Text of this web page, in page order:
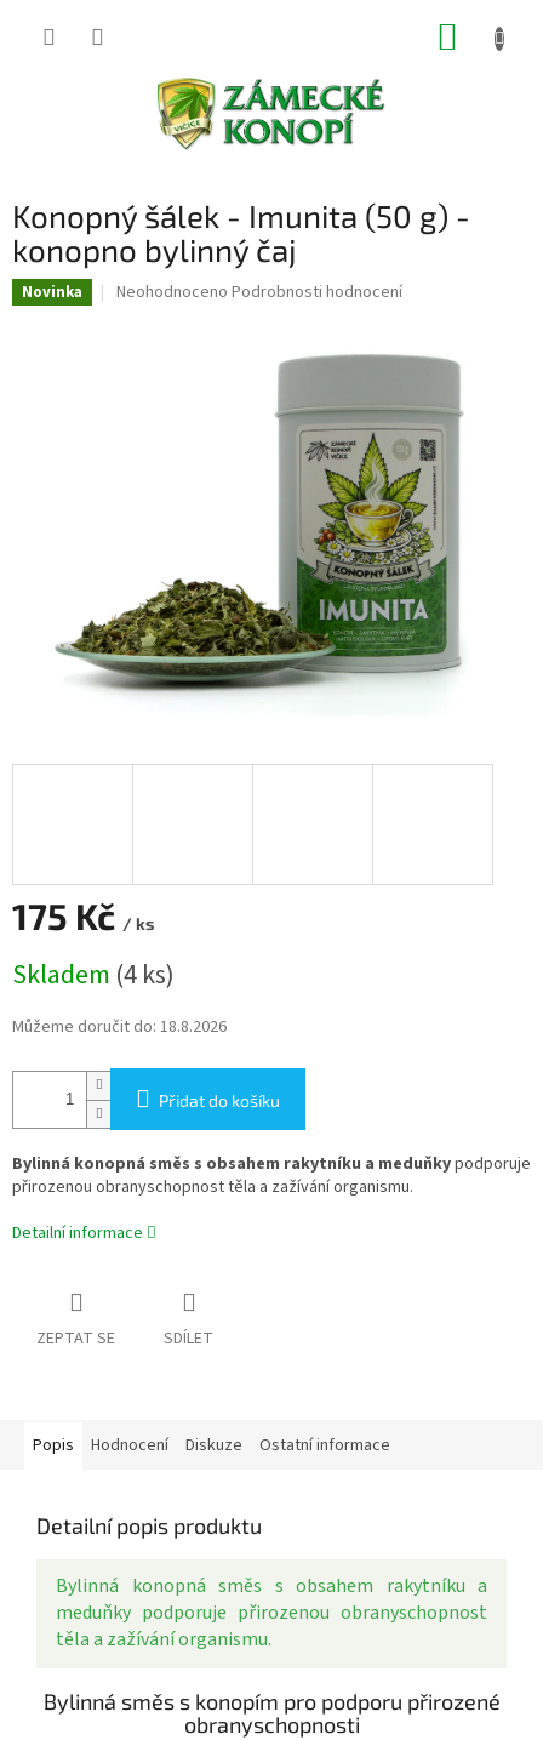
Konopný šálek - Imunita (50 g) -
konopno bylinný čaj
Novinka
Průměrné
Neohodnoceno Podrobnosti hodnocení
175 Kč / ks
cena:
Skladem (4 ks)
Můžeme doručit do: 18.8.2026
Přidat do košíku
Bylinná konopná směs s obsahem rakytníku a meduňkypodporuje
přirozenou obranyschopnost těla a zažívání organismu.
Detailní informace
ZEPTAT SE SDÍLET
Popis Hodnocení Diskuze Ostatní informace
Detailní popis produktu
Bylinná konopná směs s obsahem rakytníku a
meduňky podporuje přirozenou obranyschopnost
těla a zažívání organismu.
Bylinná směs s konopím pro podporu přirozené
obranyschopnosti